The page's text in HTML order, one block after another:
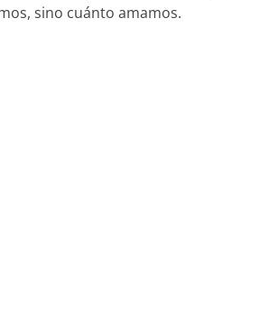
sino cuánto amamos.